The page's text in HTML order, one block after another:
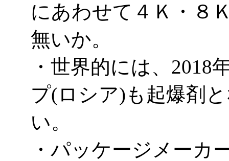
にあわせて４Ｋ・８
無いか。
・世界的には、2018
プ(ロシア)も起爆剤
い。
・パッケージメーカ